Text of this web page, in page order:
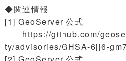
◆関連情報
[1] GeoServer 公式
https://github.com/
ty/advisories/GHSA-6jj6-
[2] GeoServer 公式